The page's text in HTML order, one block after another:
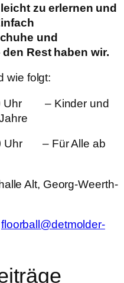
zu erlernen und
und
Rest haben wir.
wie folgt:
Uhr – Kinder und
Uhr – Für Alle ab
Alt, Georg-Weerth-
floorball@detmolder-